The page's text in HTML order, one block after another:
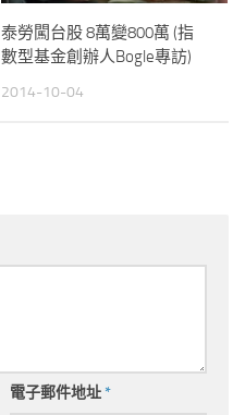
泰勞闖台股 8萬變800萬 (指
數型基金創辦人Bogle專訪)
2014-10-04
電子郵件地址*